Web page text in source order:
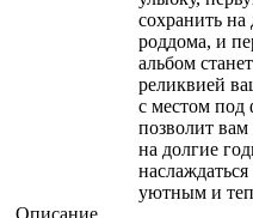
сохранить
роддома, и
альбом
реликвией
с местом под
позволит вам
на долгие
уютным и